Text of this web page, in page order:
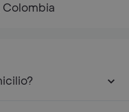
Colombia